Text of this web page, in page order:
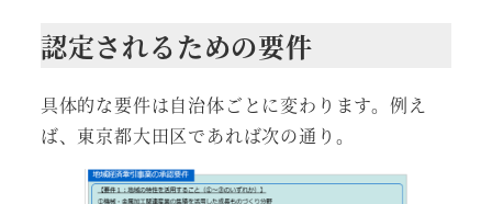
認定されるための要件
具体的な要件は自治体ごとに変わります。例え
ば、東京都大田区であれば次の通り。